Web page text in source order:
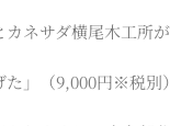
ネサダ横尾木工所
」（9,000円※税別